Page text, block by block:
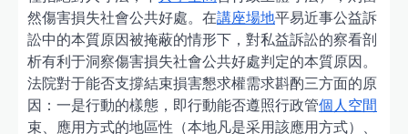
然傷害損失社會公共好處。在講座場地平易近事公益訴
訟中的本質原因被掩蔽的情形下，對私益訴訟的察看剖
析有利于洞察傷害損失社會公共好處判定的本質原因。
法院對于能否支撐結束損害懇求權需求斟酌三方面的原
因：一是行動的樣態，即行動能否遵照行政管個人空間
束、應用方式的地區性（本地凡是采用該應用方式）、